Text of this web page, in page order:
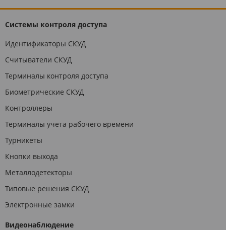
Системы контроля доступа
Идентификаторы СКУД
Считыватели СКУД
Терминалы контроля доступа
Биометрические СКУД
Контроллеры
Терминалы учета рабочего времени
Турникеты
Кнопки выхода
Металлодетекторы
Типовые решения СКУД
Электронные замки
Видеонаблюдение